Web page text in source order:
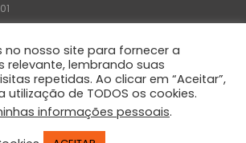
Lda. 2020. All Rights Reserved
no nosso site para fornecer a
relevante, lembrando suas
repetidas. Ao clicar em “Aceitar”,
de TODOS os cookies.
informações pessoais.